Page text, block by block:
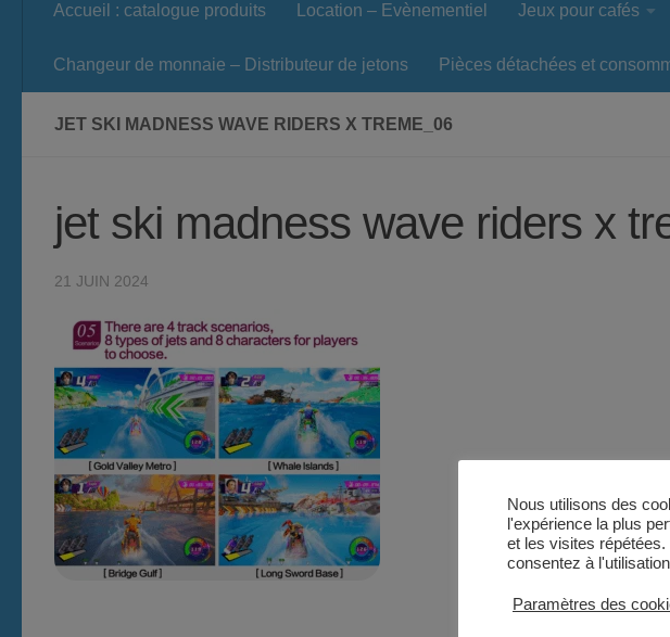
Accueil : catalogue produits Location – Evènementiel Jeux pour cafés
Changeur de monnaie – Distributeur de jetons Pièces détachées et
JET SKI MADNESS WAVE RIDERS X TREME_06
jet ski madness wave riders x
21 JUIN 2024
Nous utilisons des
l'expérience la plus
et les visites
consentez à
Paramètres des